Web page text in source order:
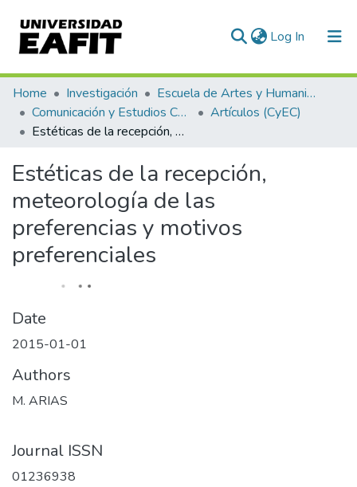
Log In (current)
Communities & Collections
All of DSpace
Home Investigación
Escuela de Artes y Humanidades
Comunicación y Estudios Culturales
Artículos (CyEC)
Estéticas de la recepción, meteorología de las preferencias y motivos preferenciales
Estéticas de la recepción,
meteorología de las
preferencias y motivos
preferenciales
Date
2015-01-01
Authors
M. ARIAS
Journal ISSN
01236938